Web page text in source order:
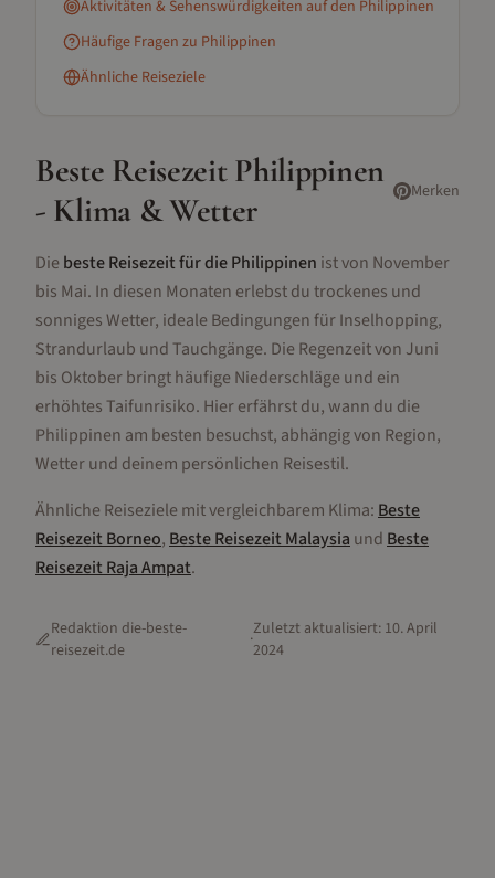
Aktivitäten & Sehenswürdigkeiten auf den Philippinen
Häufige Fragen zu Philippinen
Ähnliche Reiseziele
Beste ReisezeitPhilippinen
- Klima & Wetter
Merken
Die beste Reisezeit für die Philippinen ist von November
bis Mai. In diesen Monaten erlebst du trockenes und
sonniges Wetter, ideale Bedingungen für Inselhopping,
Strandurlaub und Tauchgänge. Die Regenzeit von Juni
bis Oktober bringt häufige Niederschläge und ein
erhöhtes Taifunrisiko. Hier erfährst du, wann du die
Philippinen am besten besuchst, abhängig von Region,
Wetter und deinem persönlichen Reisestil.
Ähnliche Reiseziele mit vergleichbarem Klima: Beste
ReisezeitBorneo, Beste ReisezeitMalaysia und Beste
ReisezeitRaja Ampat.
Redaktion die-beste-
reisezeit.de
·Zuletzt aktualisiert: 10. April
2024